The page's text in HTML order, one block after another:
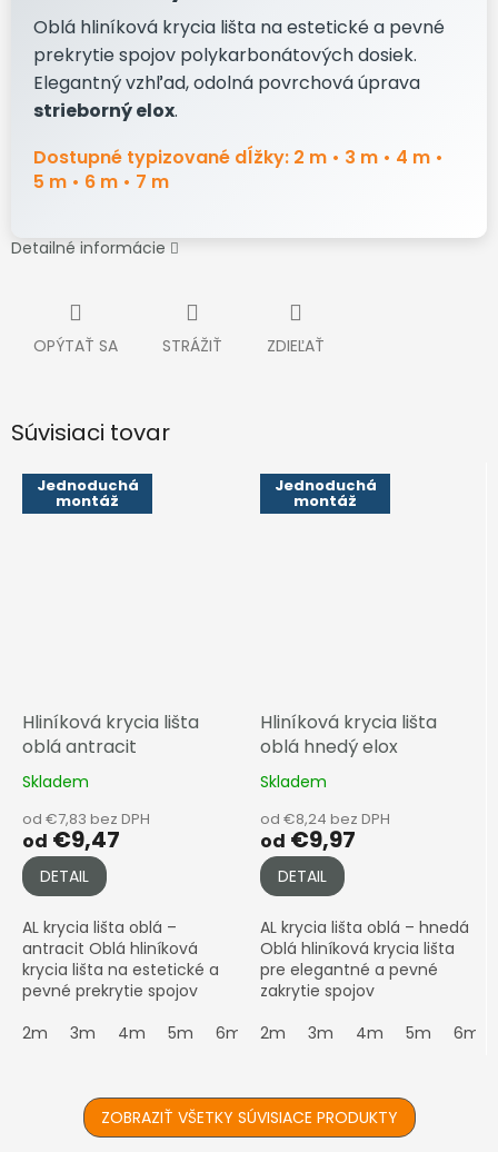
Oblá hliníková krycia lišta na estetické a pevné
prekrytie spojov polykarbonátových dosiek.
Elegantný vzhľad, odolná povrchová úprava
strieborný elox.
Dostupné typizované dĺžky: 2 m • 3 m • 4 m •
5 m • 6 m • 7 m
Detailné informácie
OPÝTAŤ SA STRÁŽIŤ ZDIEĽAŤ
Súvisiaci tovar
Jednoduchá
montáž
Hliníková krycia lišta
oblá antracit
Skladem
od €7,83 bez DPH
od €9,47
DETAIL
AL krycia lišta oblá –
antracit Oblá hliníková
krycia lišta na estetické a
pevné prekrytie spojov
Moderný vzhľad v odtieni
2m 3m 4m 5m 6m 7m
Jednoduchá
montáž
Hliníková krycia lišta
oblá hnedý elox
Skladem
od €8,24 bez DPH
od €9,97
DETAIL
AL krycia lišta oblá – hnedá
Oblá hliníková krycia lišta
pre elegantné a pevné
zakrytie spojov
polykarbonátových dosiek.
2m 3m 4m 5m 6m
ZOBRAZIŤ VŠETKY SÚVISIACE PRODUKTY